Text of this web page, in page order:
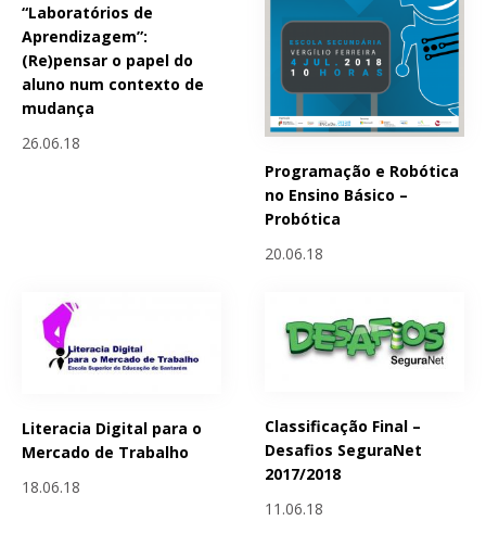
“Laboratórios de
Aprendizagem”:
(Re)pensar o papel do
aluno num contexto de
mudança
26.06.18
Programação e Robótica
no Ensino Básico –
Probótica
20.06.18
Literacia Digital para o
Mercado de Trabalho
18.06.18
Classificação Final –
Desafios SeguraNet
2017/2018
11.06.18